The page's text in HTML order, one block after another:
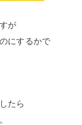
が
にするかで
たら